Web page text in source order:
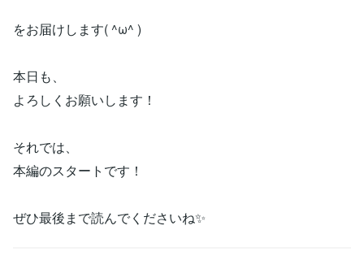
をお届けします( ^ω^ )
本日も、
よろしくお願いします！
それでは、
本編のスタートです！
ぜひ最後まで読んでくださいね✨